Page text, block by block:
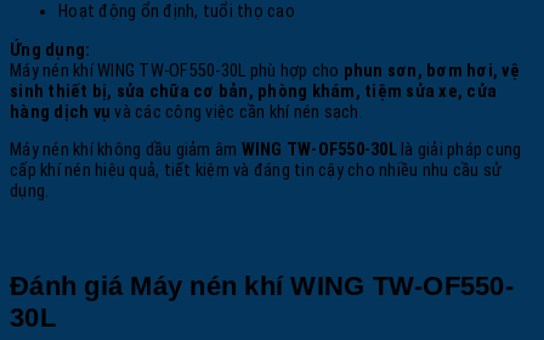
Hoạt động ổn định, tuổi thọ cao
Ứng dụng:
Máy nén khí WING TW-OF550-30L phù hợp cho phun sơn, bơm hơi, vệ
sinh thiết bị, sửa chữa cơ bản, phòng khám, tiệm sửa xe, cửa
hàng dịch vụ và các công việc cần khí nén sạch.
Máy nén khí không dầu giảm âm WING TW-OF550-30Llà giải pháp cung
cấp khí nén hiệu quả, tiết kiệm và đáng tin cậy cho nhiều nhu cầu sử
dụng.
Đánh giá Máy nén khí WING TW-OF550-
30L